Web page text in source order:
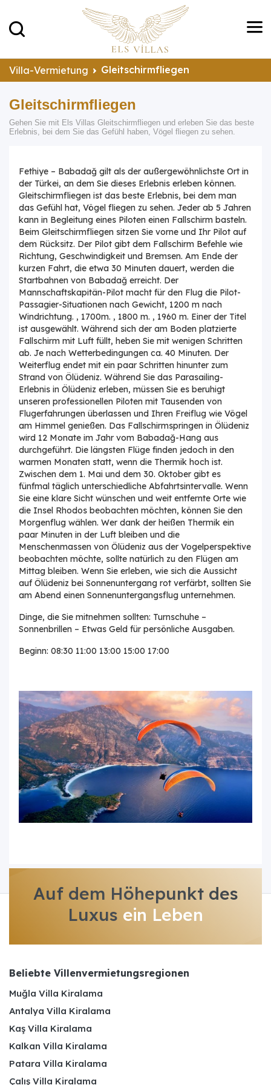
Villa-Vermietung Gleitschirmfliegen
Gleitschirmfliegen
Gehen Sie mit Els Villas Gleitschirmfliegen und erleben Sie das beste
Erlebnis, bei dem Sie das Gefühl haben, Vögel fliegen zu sehen.
Fethiye – Babadağ gilt als der außergewöhnlichste Ort in
der Türkei, an dem Sie dieses Erlebnis erleben können.
Gleitschirmfliegen ist das beste Erlebnis, bei dem man
das Gefühl hat, Vögel fliegen zu sehen. Jeder ab 5 Jahren
kann in Begleitung eines Piloten einen Fallschirm basteln.
Beim Gleitschirmfliegen sitzen Sie vorne und Ihr Pilot auf
dem Rücksitz. Der Pilot gibt dem Fallschirm Befehle wie
Richtung, Geschwindigkeit und Bremsen. Am Ende der
kurzen Fahrt, die etwa 30 Minuten dauert, werden die
Startbahnen von Babadağ erreicht. Der
Mannschaftskapitän-Pilot macht für den Flug die Pilot-
Passagier-Situationen nach Gewicht, 1200 m nach
Windrichtung. , 1700m. , 1800 m. , 1960 m. Einer der Titel
ist ausgewählt. Während sich der am Boden platzierte
Fallschirm mit Luft füllt, heben Sie mit wenigen Schritten
ab. Je nach Wetterbedingungen ca. 40 Minuten. Der
Weiterflug endet mit ein paar Schritten hinunter zum
Strand von Ölüdeniz. Während Sie das Parasailing-
Erlebnis in Ölüdeniz erleben, müssen Sie es beruhigt
unseren professionellen Piloten mit Tausenden von
Flugerfahrungen überlassen und Ihren Freiflug wie Vögel
am Himmel genießen. Das Fallschirmspringen in Ölüdeniz
wird 12 Monate im Jahr vom Babadağ-Hang aus
durchgeführt. Die längsten Flüge finden jedoch in den
warmen Monaten statt, wenn die Thermik hoch ist.
Zwischen dem 1. Mai und dem 30. Oktober gibt es
fünfmal täglich unterschiedliche Abfahrtsintervalle. Wenn
Sie eine klare Sicht wünschen und weit entfernte Orte wie
die Insel Rhodos beobachten möchten, können Sie den
Morgenflug wählen. Wer dank der heißen Thermik ein
paar Minuten in der Luft bleiben und die
Menschenmassen von Ölüdeniz aus der Vogelperspektive
beobachten möchte, sollte natürlich zu den Flügen am
Mittag bleiben. Wenn Sie erleben, wie sich die Aussicht
auf Ölüdeniz bei Sonnenuntergang rot verfärbt, sollten Sie
am Abend einen Sonnenuntergangsflug unternehmen.
Dinge, die Sie mitnehmen sollten: Turnschuhe –
Sonnenbrillen – Etwas Geld für persönliche Ausgaben.
Beginn: 08:30 11:00 13:00 15:00 17:00
Auf dem Höhepunkt des
Luxus ein Leben
Beliebte Villenvermietungsregionen
Muğla Villa Kiralama
Antalya Villa Kiralama
Kaş Villa Kiralama
Kalkan Villa Kiralama
Patara Villa Kiralama
Çalış Villa Kiralama